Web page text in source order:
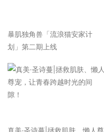
暴肌独角兽「流浪猫安家计
划」第二期上线
真美·圣诗蔓|拯救肌肤、懒人尊